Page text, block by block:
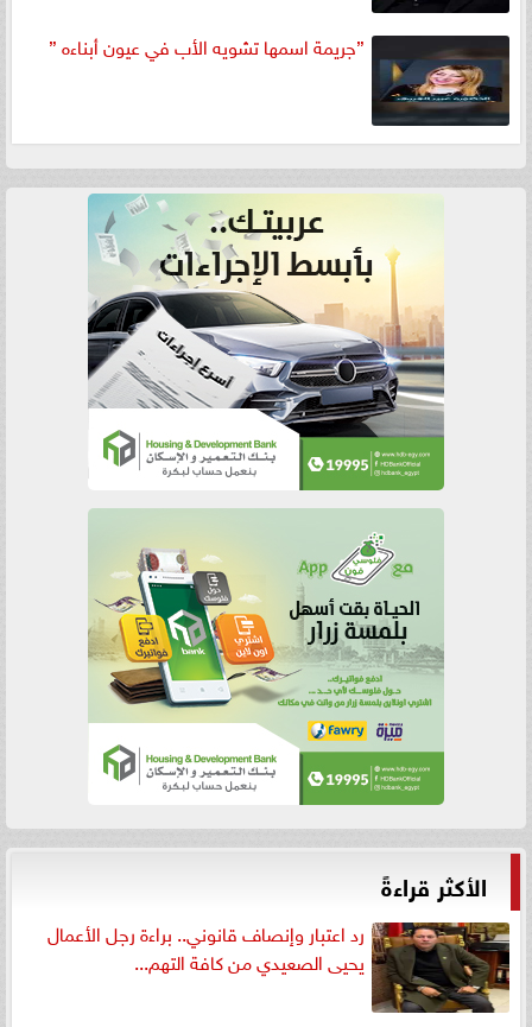
”جريمة اسمها تشويه الأب في عيون أبناءه ”
الأكثر قراءةً
رد اعتبار وإنصاف قانوني.. براءة رجل الأعمال
يحيى الصعيدي من كافة التهم...